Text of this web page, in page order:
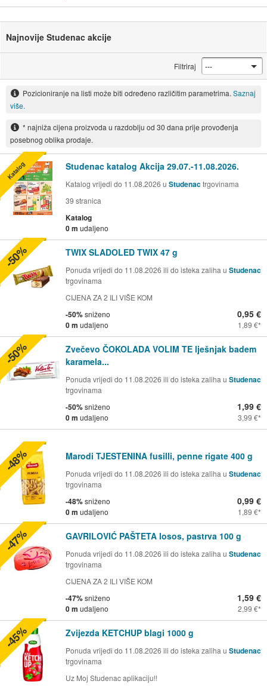
Najnovije Studenac akcije
Filtriraj
Pozicioniranje na listi može biti određeno različitim parametrima. Saznaj
više.
* najniža cijena proizvoda u razdoblju od 30 dana prije provođenja
posebnog oblika prodaje.
Studenac katalog Akcija 29.07.-11.08.2026.
Katalog vrijedi do 11.08.2026 u Studenactrgovinama
39 stranica
Katalog
0 m udaljeno
Katalog
TWIX SLADOLED TWIX 47 g
Ponuda vrijedi do 11.08.2026 ili do isteka zaliha u Studenac
trgovinama
CIJENA ZA 2 ILI VIŠE KOM
-50%sniženo
0 m udaljeno
0,95 €
1,89 €
-50%
Zvečevo ČOKOLADA VOLIM TE lješnjak badem
karamela...
Ponuda vrijedi do 11.08.2026 ili do isteka zaliha u Studenac
trgovinama
-50%sniženo
0 m udaljeno
1,99 €
3,99 €
-50%
Marodi TJESTENINA fusilli, penne rigate 400 g
Ponuda vrijedi do 11.08.2026 ili do isteka zaliha u Studenac
trgovinama
-48%sniženo
0 m udaljeno
0,99 €
1,89 €
-48%
GAVRILOVIĆ PAŠTETA losos, pastrva 100 g
Ponuda vrijedi do 11.08.2026 ili do isteka zaliha u Studenac
trgovinama
CIJENA ZA 2 ILI VIŠE KOM
-47%sniženo
0 m udaljeno
1,59 €
2,99 €
-47%
Zvijezda KETCHUP blagi 1000 g
Ponuda vrijedi do 11.08.2026 ili do isteka zaliha u Studenac
trgovinama
Uz Moj Studenac aplikaciju!!
-45%